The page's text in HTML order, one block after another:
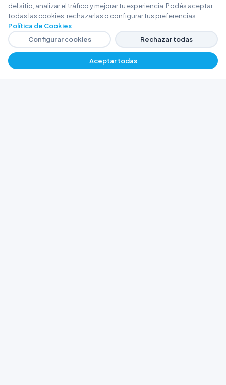
del sitio, analizar el tráfico y mejorar tu experiencia. Podés aceptar
todas las cookies, rechazarlas o configurar tus preferencias.
Política de Cookies
Configurar cookies
Rechazar todas
Aceptar todas